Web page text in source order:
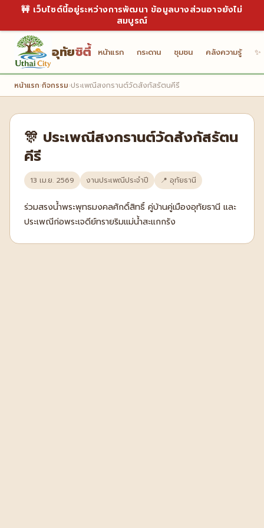
🚧 เว็บไซต์นี้อยู่ระหว่างการพัฒนา ข้อมูลบางส่วนอาจยังไม่
สมบูรณ์
อุทัยซิตี้ หน้าแรก กระดาน ชุมชน คลังความรู้
หน้าแรก›กิจกรรม›ประเพณีสงกรานต์วัดสังกัสรัตนคีรี
🎊 ประเพณีสงกรานต์วัดสังกัสรัตน
คีรี
13 เม.ย. 2569 งานประเพณีประจำปี 📍 อุทัยธานี
ร่วมสรงน้ำพระพุทธมงคลศักดิ์สิทธิ์ คู่บ้านคู่เมืองอุทัยธานี และ
ประเพณีก่อพระเจดีย์ทรายริมแม่น้ำสะแกกรัง